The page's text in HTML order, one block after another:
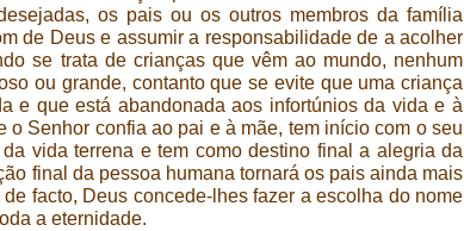
os pais ou os outros membros da família
de Deus e assumir a responsabilidade de a acolher
se trata de crianças que vêm ao mundo, nenhum
ou grande, contanto que se evite que uma criança
e que está abandonada aos infortúnios da vida e à
o Senhor confia ao pai e à mãe, tem início com o seu
vida terrena e tem como destino final a alegria da
final da pessoa humana tornará os pais ainda mais
facto, Deus concede-lhes fazer a escolha do nome
a eternidade.